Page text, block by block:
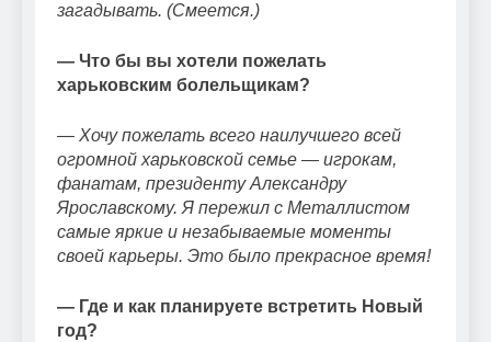
загадывать. (Смеется.)
— Что бы вы хотели пожелать
харьковским болельщикам?
— Хочу пожелать всего наилучшего всей
огромной харьковской семье — игрокам,
фанатам, президенту Александру
Ярославскому. Я пережил с Металлистом
самые яркие и незабываемые моменты
своей карьеры. Это было прекрасное время!
— Где и как планируете встретить Новый
год?